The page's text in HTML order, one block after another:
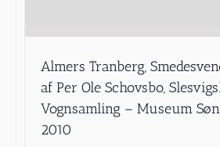
Almers Tranberg,
af Per Ole Schovsbo,
Vognsamling – Museum
2010